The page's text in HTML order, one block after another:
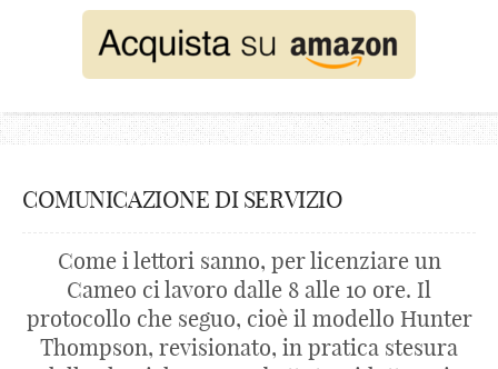
COMUNICAZIONE DI SERVIZIO
Come i lettori sanno, per licenziare un
Cameo ci lavoro dalle 8 alle 10 ore. Il
protocollo che seguo, cioè il modello Hunter
Thompson, revisionato, in pratica stesura